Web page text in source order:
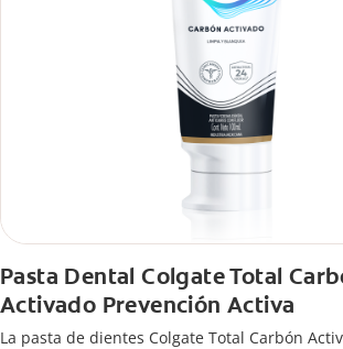
Pasta Dental Colgate Total
Activado Prevención Activa
La pasta de dientes Colgate Total Carbón